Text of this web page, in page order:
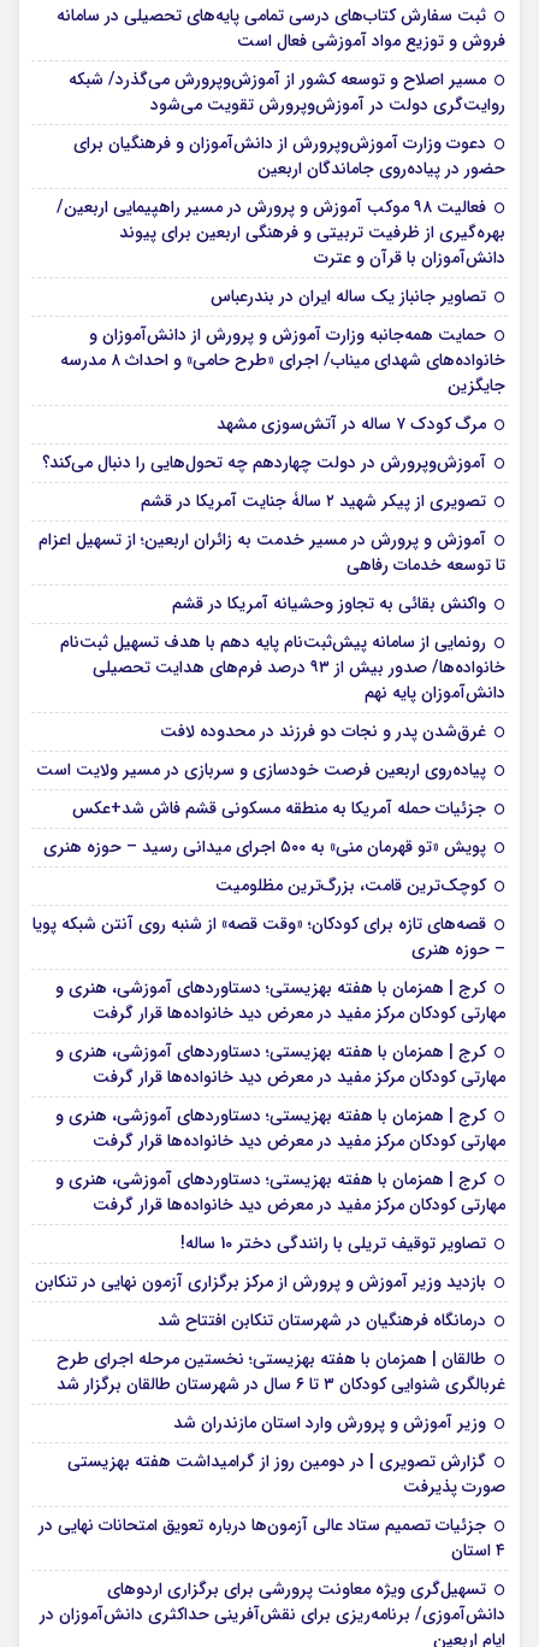
ثبت سفارش کتاب‌های درسی تمامی پایه‌های تحصیلی در سامانه
فروش و توزیع مواد آموزشی فعال است
مسیر اصلاح و توسعه کشور از آموزش‌وپرورش می‌گذرد/ شبکه
روایت‌‌گری دولت در آموزش‌وپرورش تقویت می‌شود
دعوت وزارت آموزش‌وپرورش از دانش‌آموزان و فرهنگیان برای
حضور در پیاده‌روی جاماندگان اربعین
فعالیت ۹۸ موکب آموزش و پرورش در مسیر راهپیمایی اربعین/
بهره‌گیری از ظرفیت تربیتی و فرهنگی اربعین برای پیوند
دانش‌آموزان با قرآن و عترت
تصاویر جانباز یک ساله ایران در بندرعباس
حمایت همه‌جانبه وزارت آموزش و پرورش از دانش‌آموزان و
خانواده‌های شهدای میناب/ اجرای «طرح حامی» و احداث ۸ مدرسه
جایگزین
مرگ کودک ۷ ساله در آتش‌سوزی مشهد
آموزش‌وپرورش در دولت چهاردهم چه تحول‌هایی را دنبال می‌کند؟
تصویری از پیکر شهید ۲ سالۀ جنایت آمریکا در قشم
آموزش و پرورش در مسیر خدمت به زائران اربعین؛ از تسهیل اعزام
تا توسعه خدمات رفاهی
واکنش بقائی به تجاوز وحشیانه آمریکا در قشم
رونمایی از سامانه پیش‌ثبت‌نام پایه دهم با هدف تسهیل ثبت‌نام
خانواده‌ها/ صدور بیش از ۹۳ درصد فرم‌های هدایت تحصیلی
دانش‌آموزان پایه نهم
غرق‌شدن پدر و نجات دو فرزند در محدوده لافت
پیاده‌روی اربعین فرصت خودسازی و سربازی در مسیر ولایت است
جزئیات حمله آمریکا به منطقه مسکونی قشم فاش شد+عکس
پویش «تو قهرمان منی» به ۵۰۰ اجرای میدانی رسید – حوزه هنری
کوچک‌ترین قامت، بزرگ‌ترین مظلومیت
قصه‌های تازه برای کودکان؛ «وقت قصه» از شنبه روی آنتن شبکه پویا
– حوزه هنری
کرج | همزمان با هفته بهزیستی؛ دستاوردهای آموزشی، هنری و
مهارتی کودکان مرکز مفید در معرض دید خانواده‌ها قرار گرفت
کرج | همزمان با هفته بهزیستی؛ دستاوردهای آموزشی، هنری و
مهارتی کودکان مرکز مفید در معرض دید خانواده‌ها قرار گرفت
کرج | همزمان با هفته بهزیستی؛ دستاوردهای آموزشی، هنری و
مهارتی کودکان مرکز مفید در معرض دید خانواده‌ها قرار گرفت
کرج | همزمان با هفته بهزیستی؛ دستاوردهای آموزشی، هنری و
مهارتی کودکان مرکز مفید در معرض دید خانواده‌ها قرار گرفت
تصاویر توقیف تریلی با رانندگی دختر 10 ساله!
بازدید وزیر آموزش و پرورش از مرکز برگزاری آزمون نهایی در تنکابن
درمانگاه فرهنگیان در شهرستان تنکابن افتتاح شد
طالقان | همزمان با هفته بهزیستی؛ نخستین مرحله اجرای طرح
غربالگری شنوایی کودکان ۳ تا ۶ سال در شهرستان طالقان برگزار شد
وزیر آموزش و پرورش وارد استان مازندران شد
گزارش تصویری | در دومین روز از گرامیداشت هفته بهزیستی
صورت پذیرفت
جزئیات تصمیم ستاد عالی آزمون‌ها درباره تعویق امتحانات نهایی در
۴ استان
تسهیل‌گری ویژه معاونت پرورشی برای برگزاری اردوهای
دانش‌آموزی/ برنامه‌ریزی برای نقش‌آفرینی حداکثری دانش‌آموزان در
ایام اربعین